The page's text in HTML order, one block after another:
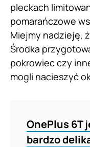
pleckach
pomarańczowe
Miejmy nadzieję,
Środka
pokrowiec czy
mogli nacieszyć
OnePlus 6T
bardzo